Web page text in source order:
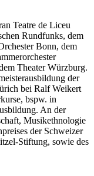
Teatre de Liceu
Rundfunks, dem
Bonn, dem
Theater Würzburg.
der
bei Ralf Weikert
bspw. in
An der
Musikethnologie
der Schweizer
Stiftung, sowie des